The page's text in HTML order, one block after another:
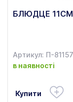
БЛЮДЦЕ 11СМ
Артикул: П-
в наявності
Купити